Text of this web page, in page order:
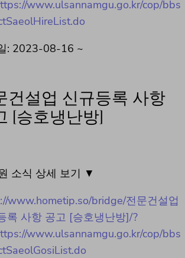
www.ulsannamgu.go.kr/cop/bbs
: 2023-08-16 ~
건설업 신규등록 사항
[승호냉난방]
소식 상세 보기 ▼
www.hometip.so/bridge/전문건설업
록 사항 공고 [승호냉난방]/?
www.ulsannamgu.go.kr/cop/bbs